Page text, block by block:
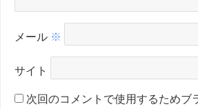
メール ※
サイト
次回のコメントで使用するためブ